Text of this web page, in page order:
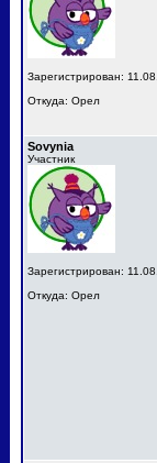
Зарегистрирован:
Откуда: Орел
Sovynia
Участник
Зарегистрирован:
Откуда: Орел